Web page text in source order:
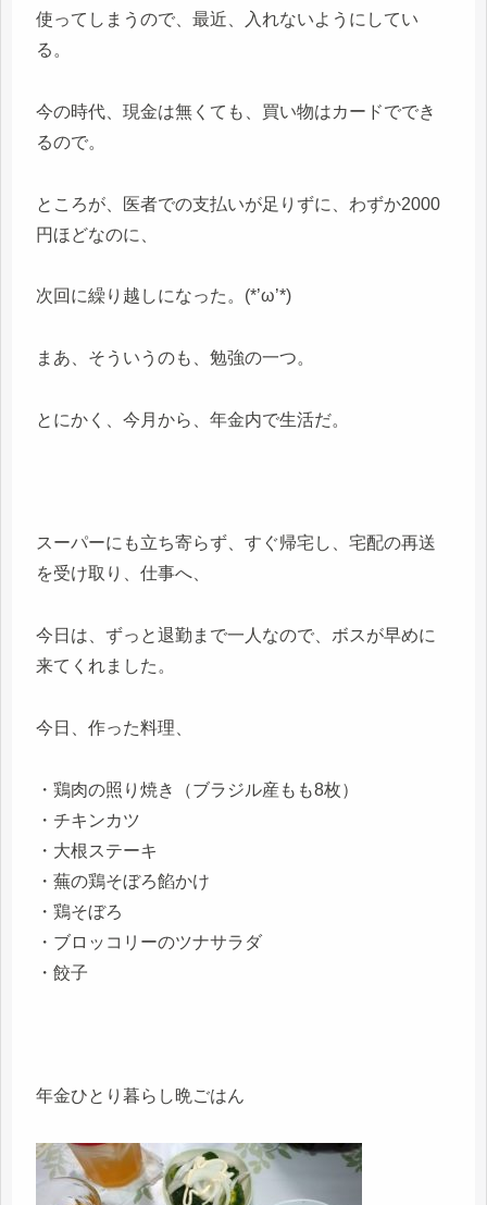
使ってしまうので、最近、入れないようにしてい
る。
今の時代、現金は無くても、買い物はカードででき
るので。
ところが、医者での支払いが足りずに、わずか2000
円ほどなのに、
次回に繰り越しになった。(*’ω’*)
まあ、そういうのも、勉強の一つ。
とにかく、今月から、年金内で生活だ。
スーパーにも立ち寄らず、すぐ帰宅し、宅配の再送
を受け取り、仕事へ、
今日は、ずっと退勤まで一人なので、ボスが早めに
来てくれました。
今日、作った料理、
・鶏肉の照り焼き（ブラジル産もも8枚）
・チキンカツ
・大根ステーキ
・蕪の鶏そぼろ餡かけ
・鶏そぼろ
・ブロッコリーのツナサラダ
・餃子
年金ひとり暮らし晩ごはん